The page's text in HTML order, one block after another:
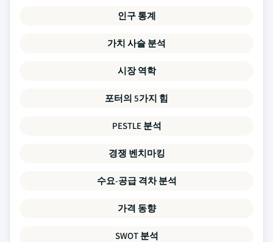
인구 통계
가치 사슬 분석
시장 역학
포터의 5가지 힘
PESTLE 분석
경쟁 벤치마킹
수요-공급 격차 분석
가격 동향
SWOT 분석